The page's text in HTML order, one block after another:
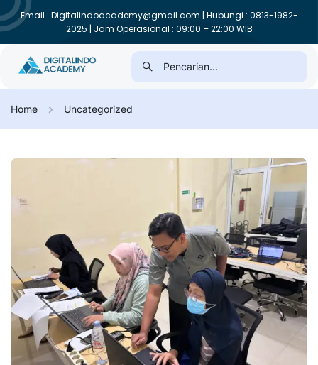
Email : Digitalindoacademy@gmail.com | Hubungi : 0813-1982-
2025 | Jam Operasional : 09:00 – 22:00 WIB
Home Uncategorized